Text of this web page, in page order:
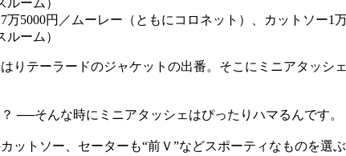
5000円／ムーレー（ともにコロネット）、カットソー1
ーム）
テーラードのジャケットの出番。そこにミニアタッシ
──そんな時にミニアタッシェはぴったりハマるんです。
トソー、セーターも“前Ｖ”などスポーティなものを選